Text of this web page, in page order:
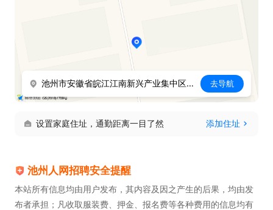
池州市安徽省皖江江南新兴产业集中区皖江西路转进步路50米处 去导航
设置家庭住址，通勤距离一目了然 添加住址
池州人网招聘安全提醒
本站所有信息均由用户发布，其内容及因之产生的后果，均由发
布者承担；凡收取服装费、押金、报名费等各种费用的信息均有